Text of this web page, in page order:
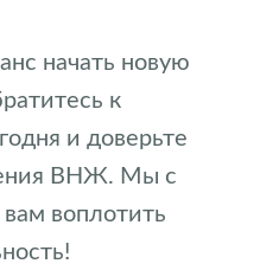
начать новую
к
и доверьте
ВНЖ. Мы с
воплотить